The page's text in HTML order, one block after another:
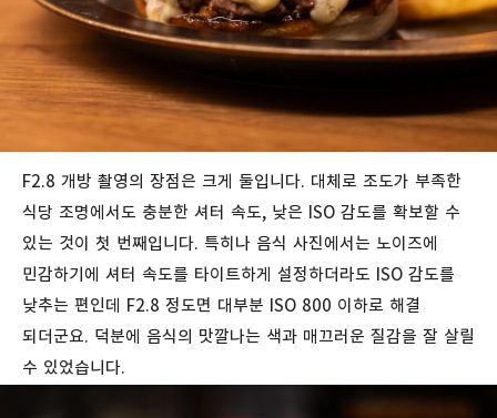
F2.8 개방 촬영의 장점은 크게 둘입니다. 대체로 조도가 부족한
식당 조명에서도 충분한 셔터 속도, 낮은 ISO 감도를 확보할 수
있는 것이 첫 번째입니다. 특히나 음식 사진에서는 노이즈에
민감하기에 셔터 속도를 타이트하게 설정하더라도 ISO 감도를
낮추는 편인데 F2.8 정도면 대부분 ISO 800 이하로 해결
되더군요. 덕분에 음식의 맛깔나는 색과 매끄러운 질감을 잘 살릴
수 있었습니다.